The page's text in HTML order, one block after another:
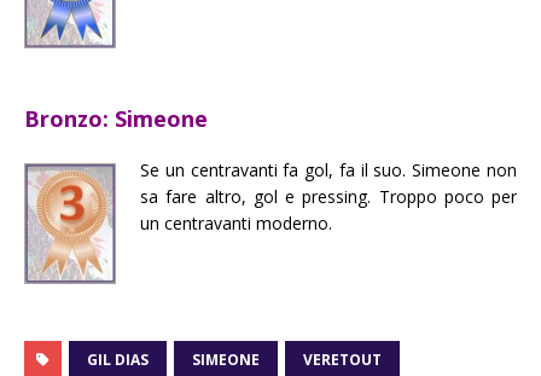
Bronzo: Simeone
Se un centravanti fa gol, fa il suo. Simeone non
sa fare altro, gol e pressing. Troppo poco per
un centravanti moderno.
GIL DIAS SIMEONE VERETOUT